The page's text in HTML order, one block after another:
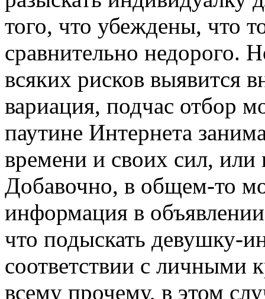
того, что убеждены, что
сравнительно недорого.
всяких рисков выявится
вариация, подчас отбор
паутине Интернета
времени и своих сил,
Добавочно, в общем-то
информация в
что подыскать девушку-
соответствии с личными
всему прочему, в этом